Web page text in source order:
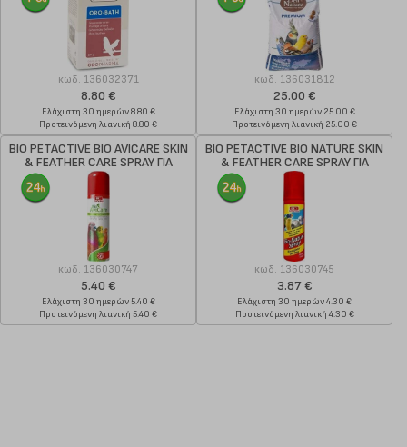
κωδ. 136032371
8.80 €
Ελάχιστη 30 ημερών 8.80 €
Προτεινόμενη λιανική 8.80 €
κωδ. 136031812
25.00 €
Ελάχιστη 30 ημερών 25.00 €
Προτεινόμενη λιανική 25.00 €
BIO PETACTIVE BIO AVICARE SKIN
& FEATHER CARE SPRAY ΓΙΑ
ΠΟΥΛΙΑ ΚΛΟΥΒΙΟΥ 150ML
κωδ. 136030747
5.40 €
Ελάχιστη 30 ημερών 5.40 €
Προτεινόμενη λιανική 5.40 €
BIO PETACTIVE BIO NATURE SKIN
& FEATHER CARE SPRAY ΓΙΑ
ΠΟΥΛΙΑ ΚΛΟΥΒΙΟΥ 100ML
κωδ. 136030745
3.87 €
Ελάχιστη 30 ημερών 4.30 €
Προτεινόμενη λιανική 4.30 €